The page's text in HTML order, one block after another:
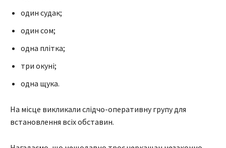
один судак;
один сом;
одна плітка;
три окуні;
одна щука.
На місце викликали слідчо-оперативну групу для
встановлення всіх обставин.